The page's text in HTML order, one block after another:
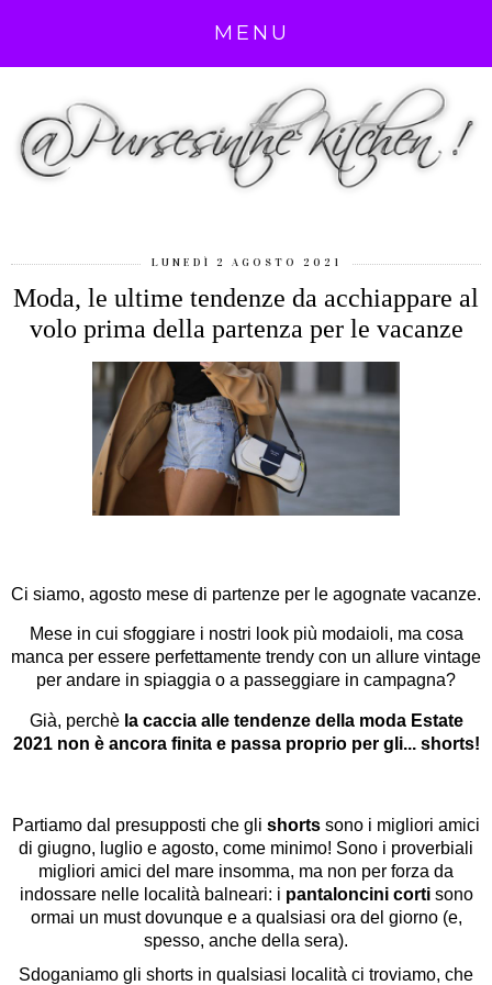
MENU
LUNEDÌ 2 AGOSTO 2021
Moda, le ultime tendenze da acchiappare al
volo prima della partenza per le vacanze
Ci siamo, agosto mese di partenze per le agognate vacanze.
Mese in cui sfoggiare i nostri look più modaioli, ma cosa
manca per essere perfettamente trendy con un allure vintage
per andare in spiaggia o a passeggiare in campagna?
Già, perchè la caccia alle tendenze della moda Estate
2021 non è ancora finita e passa proprio per gli... shorts!
Partiamo dal presupposti che gli shorts sono i migliori amici
di giugno, luglio e agosto, come minimo! Sono i proverbiali
migliori amici del mare insomma, ma non per forza da
indossare nelle località balneari: i pantaloncini cortisono
ormai un must dovunque e a qualsiasi ora del giorno (e,
spesso, anche della sera).
Sdoganiamo gli shorts in qualsiasi località ci troviamo, che